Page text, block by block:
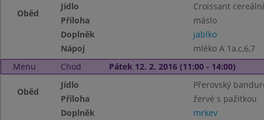
Oběd
Jídlo
Croissant cereální
Příloha
máslo
Doplněk
jablko
Nápoj
mléko A 1a,c,6,7
Menu
Chod Pátek 12. 2. 2016 (11:00 - 14:00)
Oběd
Jídlo
Přerovský
Příloha
žervé s pažitkou
Doplněk
mrkev